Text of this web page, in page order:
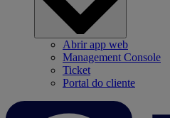
Abrir app web
Management Console
Ticket
Portal do cliente